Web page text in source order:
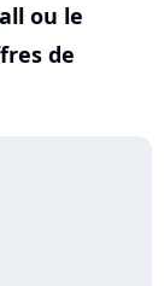
ou le
de